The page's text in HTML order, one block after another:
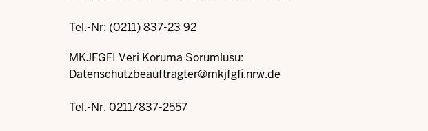
Tel.-Nr: (0211) 837-23 92
MKJFGFI Veri Koruma Sorumlusu:
Datenschutzbeauftragter@mkjfgfi.nrw.de
Tel.-Nr. 0211/837-2557